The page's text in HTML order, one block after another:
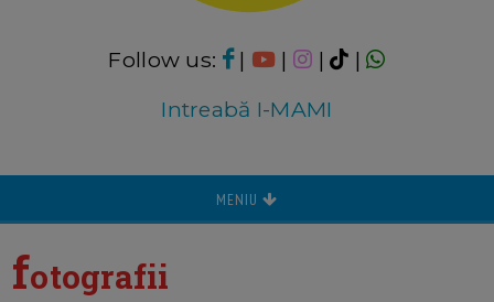
Follow us: | | |
|
Intreabă I-MAMI
MENIU
fotografii